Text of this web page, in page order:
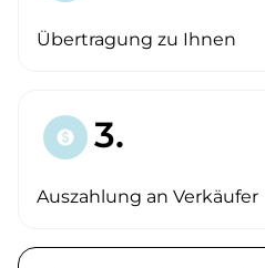
Übertragung zu Ihnen
paid 3.
Auszahlung an Verkäufer